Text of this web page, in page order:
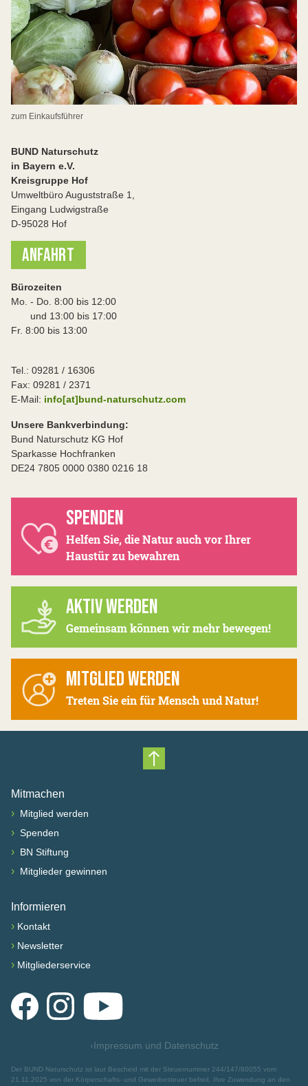
zum Einkaufsführer
BUND Naturschutz
in Bayern e.V.
Kreisgruppe Hof
Umweltbüro Auguststraße 1,
Eingang Ludwigstraße
D-95028 Hof
ANFAHRT
Bürozeiten
Mo. - Do. 8:00 bis 12:00
und 13:00 bis 17:00
Fr. 8:00 bis 13:00
Tel.: 09281 / 16306
Fax: 09281 / 2371
E-Mail: info[at]bund-naturschutz.com
Unsere Bankverbindung:
Bund Naturschutz KG Hof
Sparkasse Hochfranken
DE24 7805 0000 0380 0216 18
SPENDEN
Helfen Sie, die Natur auch vor Ihrer
Haustür zu bewahren
AKTIV WERDEN
Gemeinsam können wir mehr bewegen!
MITGLIED WERDEN
Treten Sie ein für Mensch und Natur!
Nach oben scrollen
Mitmachen
› Mitglied werden
› Spenden
› BN Stiftung
› Mitglieder gewinnen
Informieren
› Kontakt
› Newsletter
› Mitgliederservice
FacebookInstagramYouTube
›Impressum und Datenschutz
Der BUND Naturschutz ist laut Bescheid mit der Steuernummer 244/147/80055 vom
21.11.2025 von der Körperschafts- und Gewerbesteuer befreit. Ihre Zuwendung an den